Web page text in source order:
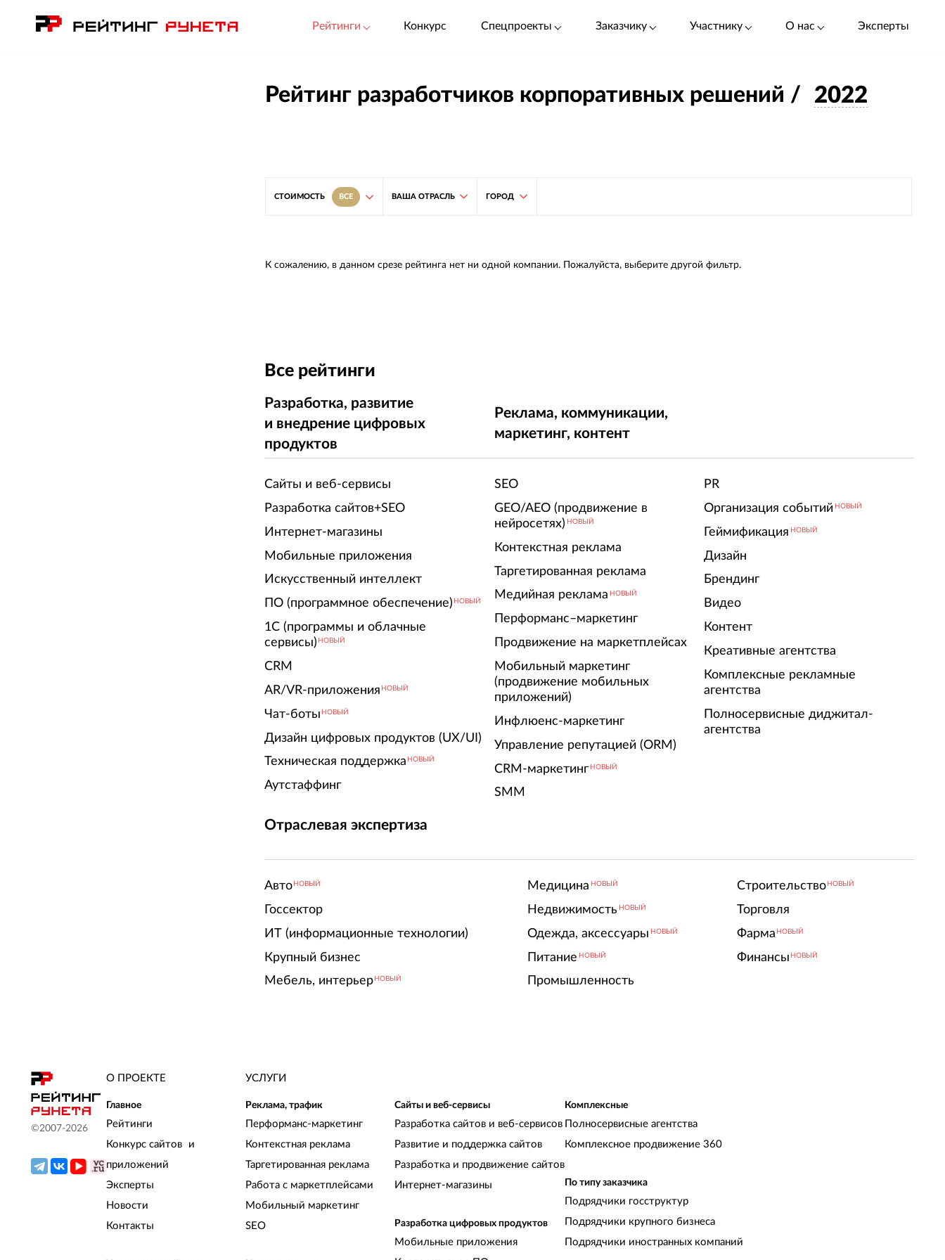
Рейтинги Конкурс Спецпроекты Заказчику Участнику О нас Эксперты
Рейтинг разработчиков корпоративных решений / 2022
СТОИМОСТЬ ВСЕ ВАША ОТРАСЛЬ ГОРОД
К сожалению, в данном срезе рейтинга нет ни одной компании. Пожалуйста, выберите другой фильтр.
Все рейтинги
Разработка, развитие
и внедрение цифровых
продуктов
Сайты и веб-сервисы
Разработка сайтов+SEO
Интернет-магазины
Мобильные приложения
Искусственный интеллект
ПО (программное обеспечение) НОВЫЙ
1С (программы и облачные
сервисы) НОВЫЙ
CRM
AR/VR-приложения НОВЫЙ
Чат-боты НОВЫЙ
Дизайн цифровых продуктов (UX/UI)
Техническая поддержка НОВЫЙ
Аутстаффинг
Реклама, коммуникации,
маркетинг, контент
SEO
GEO/AEO (продвижение в
нейросетях) НОВЫЙ
Контекстная реклама
Таргетированная реклама
Медийная реклама НОВЫЙ
Перформанс–маркетинг
Продвижение на маркетплейсах
Мобильный маркетинг
(продвижение мобильных
приложений)
Инфлюенс-маркетинг
Управление репутацией (ORM)
CRM-маркетинг НОВЫЙ
SMM
PR
Организация событий НОВЫЙ
Геймификация НОВЫЙ
Дизайн
Брендинг
Видео
Контент
Креативные агентства
Комплексные рекламные
агентства
Полносервисные диджитал-
агентства
Отраслевая экспертиза
Авто НОВЫЙ
Госсектор
ИТ (информационные технологии)
Крупный бизнес
Мебель, интерьер НОВЫЙ
Медицина НОВЫЙ
Недвижимость НОВЫЙ
Одежда, аксессуары НОВЫЙ
Питание НОВЫЙ
Промышленность
Строительство НОВЫЙ
Торговля
Фарма НОВЫЙ
Финансы НОВЫЙ
©2007-2026
О ПРОЕКТЕ
Главное
Рейтинги
Конкурс сайтов и
приложений
Эксперты
Новости
Контакты
УСЛУГИ
Реклама, трафик
Перформанс-маркетинг
Контекстная реклама
Таргетированная реклама
Работа с маркетплейсами
Мобильный маркетинг
SEO
Сайты и веб-сервисы
Разработка сайтов и веб-сервисов
Развитие и поддержка сайтов
Разработка и продвижение сайтов
Интернет-магазины
Разработка цифровых продуктов
Мобильные приложения
Комплексные
Полносервисные агентства
Комплексное продвижение 360
По типу заказчика
Подрядчики госструктур
Подрядчики крупного бизнеса
Подрядчики иностранных компаний